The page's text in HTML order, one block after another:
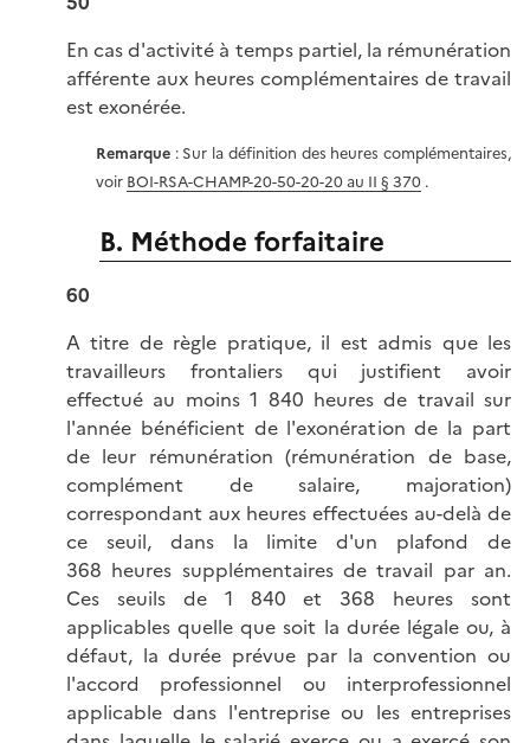
En cas d'activité à temps partiel, la rémunération
afférente aux heures complémentaires de travail
est exonérée.
Remarque: Sur la définition des heures complémentaires,
voir BOI-RSA-CHAMP-20-50-20-20 au II § 370.
B. Méthode forfaitaire
60
A titre de règle pratique, il est admis que les
travailleurs frontaliers qui justifient avoir
effectué au moins 1 840 heures de travail sur
l'année bénéficient de l'exonération de la part
de leur rémunération (rémunération de base,
complément de salaire, majoration)
correspondant aux heures effectuées au-delà de
ce seuil, dans la limite d'un plafond de
368 heures supplémentaires de travail par an.
Ces seuils de 1 840 et 368 heures sont
applicables quelle que soit la durée légale ou, à
défaut, la durée prévue par la convention ou
l'accord professionnel ou interprofessionnel
applicable dans l'entreprise ou les entreprises